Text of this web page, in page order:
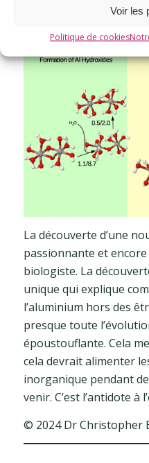
Voir les
Politique de cookies
d’eau minérale riche
La découverte d’une
passionnante et
biologiste. La
unique qui explique
l’aluminium hors des
presque toute
époustouflante. Cela
cela devrait alimenter
inorganique pendant
venir. C’est l’antidote à
© 2024 Dr Christopher